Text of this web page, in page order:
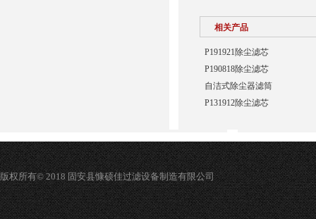
相关产品
P191921除尘滤芯
P190818除尘滤芯
自洁式除尘器滤筒
P131912除尘滤芯
版权所有© 2018 固安县慷硕佳过滤设备制造有限公司